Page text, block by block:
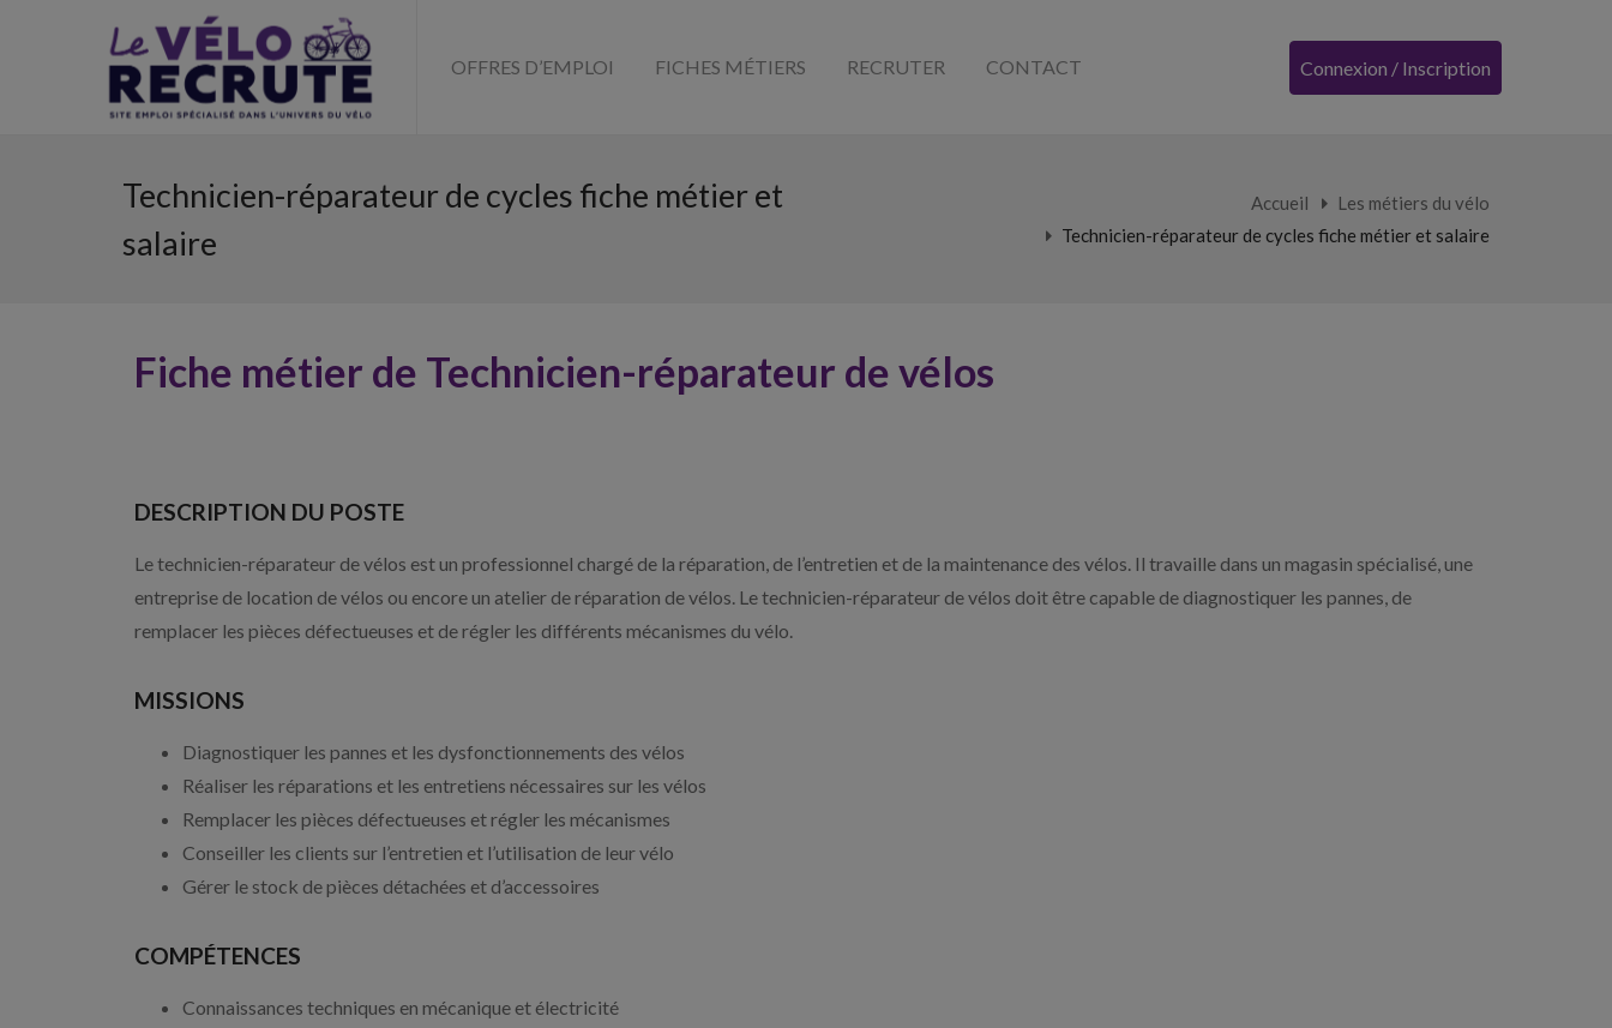
OFFRES D’EMPLOI FICHES MÉTIERS RECRUTER CONTACT Connexion / Inscription
Technicien-réparateur de cycles fiche métier et
salaire
Accueil
Les métiers du vélo
Technicien-réparateur de cycles fiche métier et salaire
Fiche métier de Technicien-réparateur de vélos
DESCRIPTION DU POSTE
Le technicien-réparateur de vélos est un professionnel chargé de la réparation, de l’entretien et de la maintenance des vélos. Il travaille dans un magasin spécialisé, une
entreprise de location de vélos ou encore un atelier de réparation de vélos. Le technicien-réparateur de vélos doit être capable de diagnostiquer les pannes, de
remplacer les pièces défectueuses et de régler les différents mécanismes du vélo.
MISSIONS
Diagnostiquer les pannes et les dysfonctionnements des vélos
Réaliser les réparations et les entretiens nécessaires sur les vélos
Remplacer les pièces défectueuses et régler les mécanismes
Conseiller les clients sur l’entretien et l’utilisation de leur vélo
Gérer le stock de pièces détachées et d’accessoires
COMPÉTENCES
Connaissances techniques en mécanique et électricité